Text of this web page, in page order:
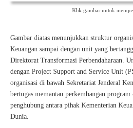
Klik gambar untuk
Gambar diatas menunjukkan struktur
Keuangan sampai dengan unit yang
Direktorat Transformasi Perbendaharaan.
dengan Project Support and Service Unit
organisasi di bawah Sekretariat Jenderal
bertugas memantau perkembangan program
penghubung antara pihak Kementerian
Dunia.